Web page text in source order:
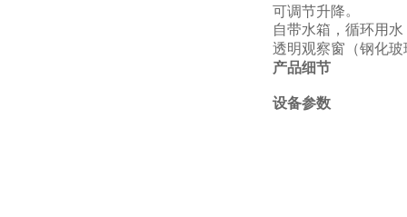
可调节升降。
自带水箱，循环用水
透明观察窗 （钢化
产品细节
设备参数